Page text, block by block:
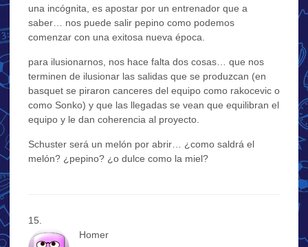
una incógnita, es apostar por un entrenador que a
saber… nos puede salir pepino como podemos
comenzar con una exitosa nueva época.
para ilusionarnos, nos hace falta dos cosas… que nos
terminen de ilusionar las salidas que se produzcan (en
basquet se piraron canceres del equipo como rakocevic o
como Sonko) y que las llegadas se vean que equilibran el
equipo y le dan coherencia al proyecto.
Schuster será un melón por abrir… ¿como saldrá el
melón? ¿pepino? ¿o dulce como la miel?
Homer